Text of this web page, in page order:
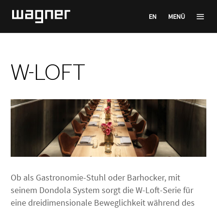
EN MENÜ
W-LOFT
Ob als Gastronomie-Stuhl oder Barhocker, mit
seinem Dondola System sorgt die W-Loft-Serie für
eine dreidimensionale Beweglichkeit während des